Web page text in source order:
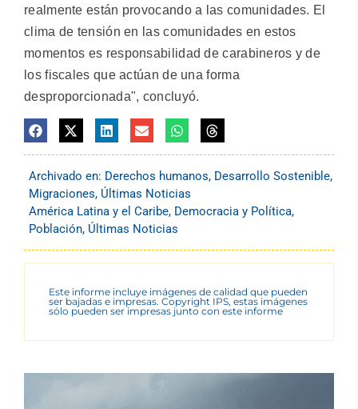
realmente están provocando a las comunidades. El
clima de tensión en las comunidades en estos
momentos es responsabilidad de carabineros y de
los fiscales que actúan de una forma
desproporcionada", concluyó.
Archivado en: Derechos humanos, Desarrollo Sostenible,
Migraciones, Últimas Noticias
América Latina y el Caribe, Democracia y Política,
Población, Últimas Noticias
Este informe incluye imágenes de calidad que pueden
ser bajadas e impresas. Copyright IPS, estas imágenes
sólo pueden ser impresas junto con este informe